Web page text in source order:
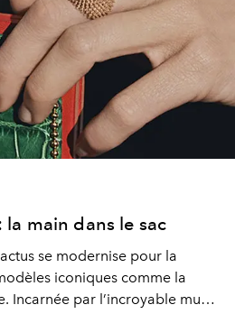
main dans le sac
se modernise pour la
iconiques comme la
Incarnée par l’incroyable muse